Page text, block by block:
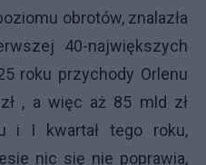
obrotów, znalazła
40-największych
roku przychody Orlenu
, a więc aż 85 mld zł
i I kwartał tego roku,
nic się nie poprawia,